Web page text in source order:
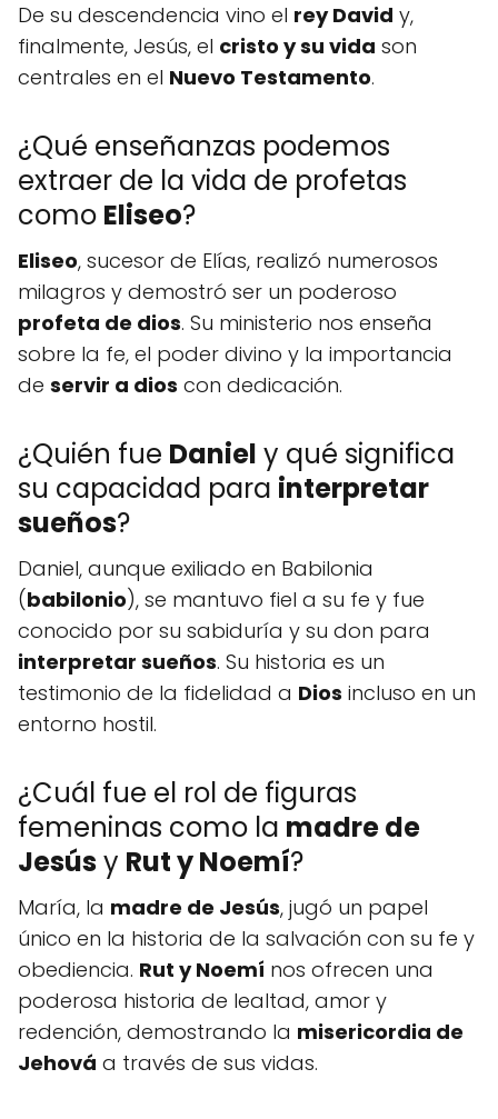
De su descendencia vino el rey David y,
finalmente, Jesús, el cristo y su vida son
centrales en el Nuevo Testamento.
¿Qué enseñanzas podemos
extraer de la vida de profetas
como Eliseo?
Eliseo, sucesor de Elías, realizó numerosos
milagros y demostró ser un poderoso
profeta de dios. Su ministerio nos enseña
sobre la fe, el poder divino y la importancia
de servir a dios con dedicación.
¿Quién fue Daniel y qué significa
su capacidad para interpretar
sueños?
Daniel, aunque exiliado en Babilonia
(babilonio), se mantuvo fiel a su fe y fue
conocido por su sabiduría y su don para
interpretar sueños. Su historia es un
testimonio de la fidelidad a Dios incluso en un
entorno hostil.
¿Cuál fue el rol de figuras
femeninas como la madre de
Jesúsy Rut y Noemí?
María, la madre de Jesús, jugó un papel
único en la historia de la salvación con su fe y
obediencia. Rut y Noemí nos ofrecen una
poderosa historia de lealtad, amor y
redención, demostrando la misericordia de
Jehová a través de sus vidas.